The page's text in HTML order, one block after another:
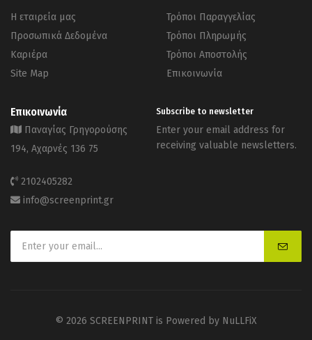
Η εταιρεία μας
Προσωπικά Δεδομένα
Καριέρα
Site Map
Τρόποι Παραγγελίας
Τρόποι Πληρωμής
Τρόποι Αποστολής
Επικοινωνία
Επικοινωνία
Παναγίας Γρηγορούσης
194, Αχαρνές 136 75
2102405282
info@screenprint.gr
Subscribe to newsletter
Enter your email address for
receiving valuable newsletters.
© 2026 SCREENPRINT is Powered by NuLLFiX